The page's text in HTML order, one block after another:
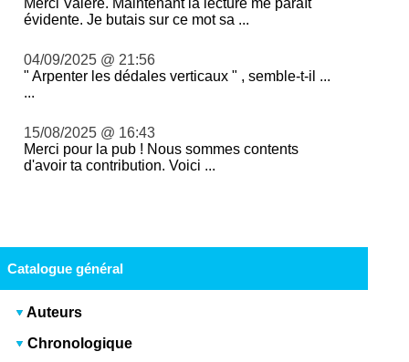
Merci Valère. Maintenant la lecture me paraît
évidente. Je butais sur ce mot sa ...
04/09/2025 @ 21:56
" Arpenter les dédales verticaux " , semble-t-il ...
...
15/08/2025 @ 16:43
Merci pour la pub ! Nous sommes contents
d'avoir ta contribution. Voici ...
Catalogue général
Auteurs
Chronologique